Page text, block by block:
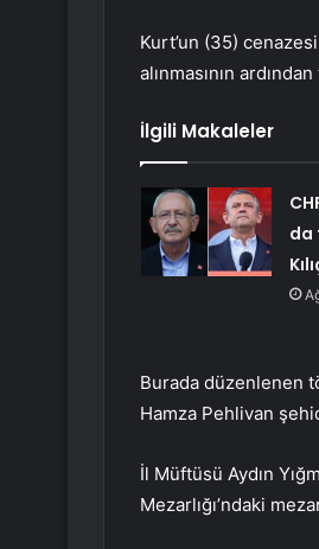
Kurt’un (35)
alınmasının
İlgili Makaleler
da
Burada düzenlenen
Hamza Pehlivan
İl Müftüsü Aydın
Mezarlığı’ndaki